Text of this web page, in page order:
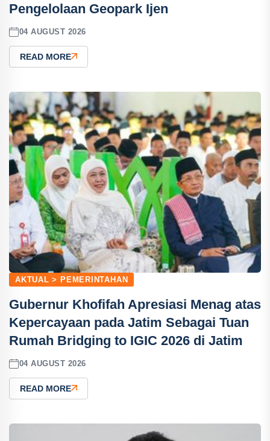
Pengelolaan Geopark Ijen
04 AUGUST 2026
READ MORE
AKTUAL > PEMERINTAHAN
Gubernur Khofifah Apresiasi Menag atas
Kepercayaan pada Jatim Sebagai Tuan
Rumah Bridging to IGIC 2026 di Jatim
04 AUGUST 2026
READ MORE